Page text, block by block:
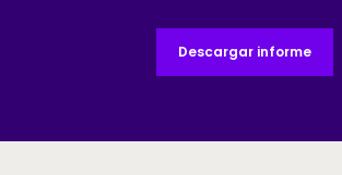
Descargar informe